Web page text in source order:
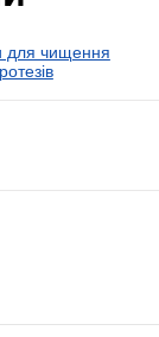
для чищення